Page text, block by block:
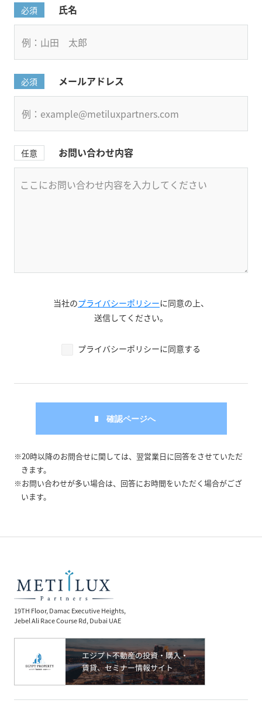
必須 氏名
必須 メールアドレス
任意 お問い合わせ内容
当社のプライバシーポリシーに同意の上、
送信してください。
プライバシーポリシーに同意する
※20時以降のお問合せに関しては、翌営業日に回答をさせていただ
きます。
※お問い合わせが多い場合は、回答にお時間をいただく場合がござ
います。
19TH Floor, Damac Executive Heights,
Jebel Ali Race Course Rd, Dubai UAE